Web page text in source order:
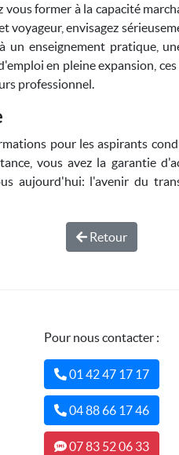
former à la capacité
voyageur, envisagez
un enseignement pratique,
en pleine expansion,
professionnel.
pour les aspirants
vous avez la garantie
aujourd'hui: l'avenir du
Retour
Pour nous contacter :
01 42 47 17 17
04 88 66 17 46
07 83 52 06 33